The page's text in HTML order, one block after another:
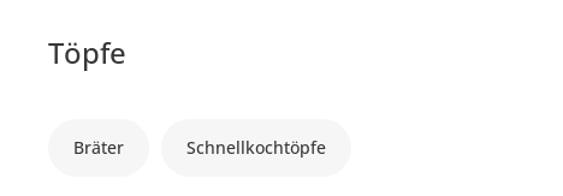
Töpfe
Bräter Schnellkochtöpfe